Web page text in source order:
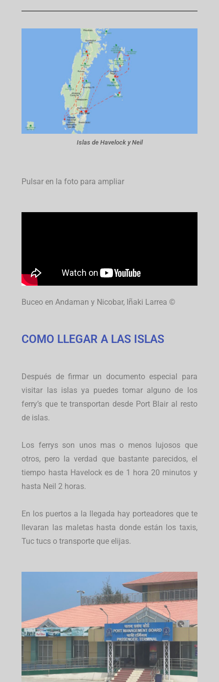
Islas de Havelock y Neil
Pulsar en la foto para ampliar
Buceo en Andaman y Nicobar, Iñaki Larrea ©
COMO LLEGAR A LAS ISLAS
Después de firmar un documento especial para
visitar las islas ya puedes tomar alguno de los
ferry’s que te transportan desde Port Blair al resto
de islas.
Los ferrys son unos mas o menos lujosos que
otros, pero la verdad que bastante parecidos, el
tiempo hasta Havelock es de 1 hora 20 minutos y
hasta Neil 2 horas.
En los puertos a la llegada hay porteadores que te
llevaran las maletas hasta donde están los taxis,
Tuc tucs o transporte que elijas.